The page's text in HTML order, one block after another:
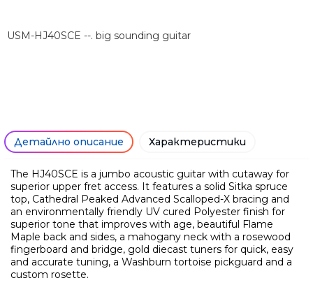
Ние ще се свържем с вас в
USM-HJ40SCE --. big sounding guitar
Детайлно описание Характеристики
The HJ40SCE is a jumbo acoustic guitar with cutaway for
superior upper fret access. It features a solid Sitka spruce
top, Cathedral Peaked Advanced Scalloped-X bracing and
an environmentally friendly UV cured Polyester finish for
superior tone that improves with age, beautiful Flame
Maple back and sides, a mahogany neck with a rosewood
fingerboard and bridge, gold diecast tuners for quick, easy
and accurate tuning, a Washburn tortoise pickguard and a
custom rosette.